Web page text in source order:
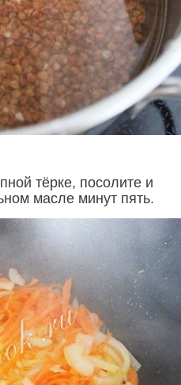
тёрке, посолите и
масле минут пять.